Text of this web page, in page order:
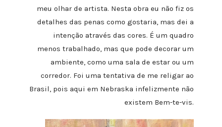
meu olhar de artista. Nesta obra eu não fiz os
detalhes das penas como gostaria, mas dei a
intenção através das cores. É um quadro
menos trabalhado, mas que pode decorar um
ambiente, como uma sala de estar ou um
corredor. Foi uma tentativa de me religar ao
Brasil, pois aqui em Nebraska infelizmente não
existem Bem-te-vis.